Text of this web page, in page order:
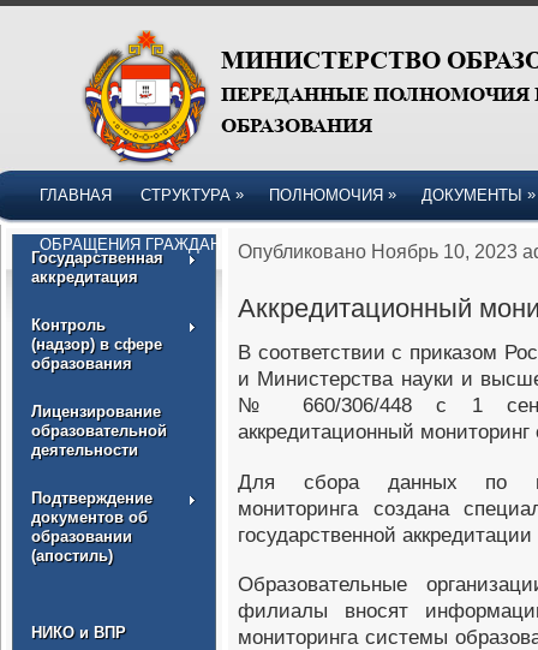
ГЛАВНАЯ СТРУКТУРА » ПОЛНОМОЧИЯ » ДОКУМЕНТЫ »
ОБРАЩЕНИЯ ГРАЖДАН
Государственная
аккредитация
Контроль
(надзор) в сфере
образования
Лицензирование
образовательной
деятельности
Подтверждение
документов об
образовании
(апостиль)
НИКО и ВПР
Опубликовано Ноябрь 10, 2023
Аккредитационный
В соответствии с приказом
и Министерства науки и
№ 660/306/448 с 1
аккредитационный
Для сбора данных по
мониторинга создана
государственной
Образовательные
филиалы вносят
мониторинга системы